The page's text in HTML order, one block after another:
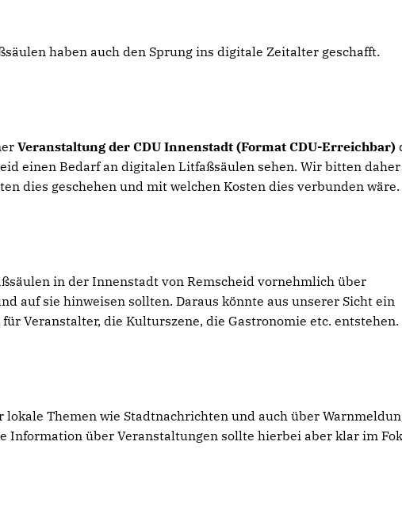
haben auch den Sprung ins digitale Zeitalter geschafft.
Veranstaltung der CDU Innenstadt (Format CDU-Erreichbar)
einen Bedarf an digitalen Litfaßsäulen sehen. Wir bitten
dies geschehen und mit welchen Kosten dies verbunden wäre.
in der Innenstadt von Remscheid vornehmlich über
auf sie hinweisen sollten. Daraus könnte aus unserer Sicht ein
Veranstalter, die Kulturszene, die Gastronomie etc. entstehen.
Themen wie Stadtnachrichten und auch über
Information über Veranstaltungen sollte hierbei aber klar im